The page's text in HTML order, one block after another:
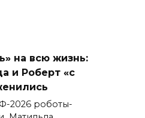
на всю жизнь:
и Роберт «с
2026 роботы-